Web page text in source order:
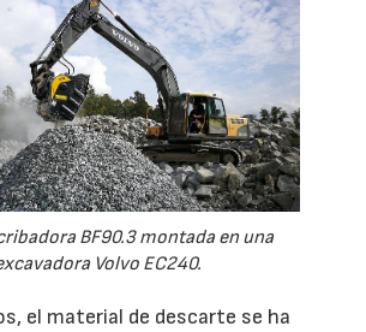
BF90.3 montada en una
Volvo EC240.
el material de descarte se ha